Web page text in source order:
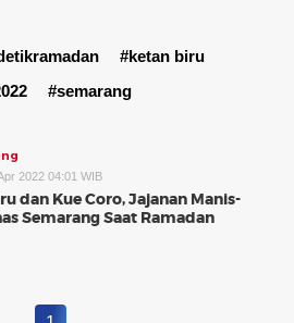
#ketan biru
#semarang
2022 04:01 WIB
dan Kue Coro, Jajanan Manis-
Semarang Saat Ramadan